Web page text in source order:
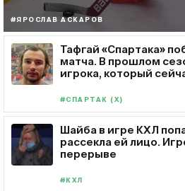
#ЯРОСЛАВ АСКАРОВ
Тафгай «Спартака»
матча. В прошлом
игрока, который
#СПАРТАК (Х)
Шайба в игре КХЛ
рассекла ей лицо.
перерыве
#КХЛ